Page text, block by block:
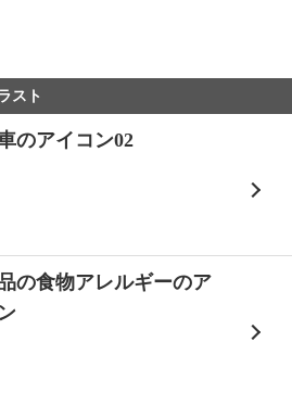
スト
のアイコン02
の食物アレルギーのア